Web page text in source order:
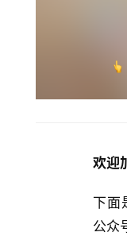
欢迎
下面
公众